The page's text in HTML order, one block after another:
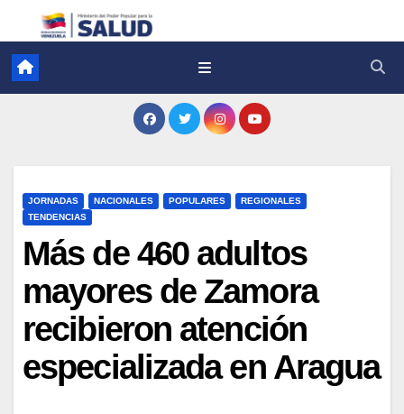
JORNADAS NACIONALES POPULARES
REGIONALES
TENDENCIAS
Más de 460 adultos
mayores de Zamora
recibieron atención
especializada en Aragua